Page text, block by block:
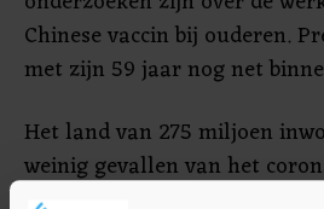
Chinese vaccin bij ouderen.
met zijn 59 jaar nog net
Het land van 275 miljoen
weinig gevallen van het
Met in totaal iets meer dan